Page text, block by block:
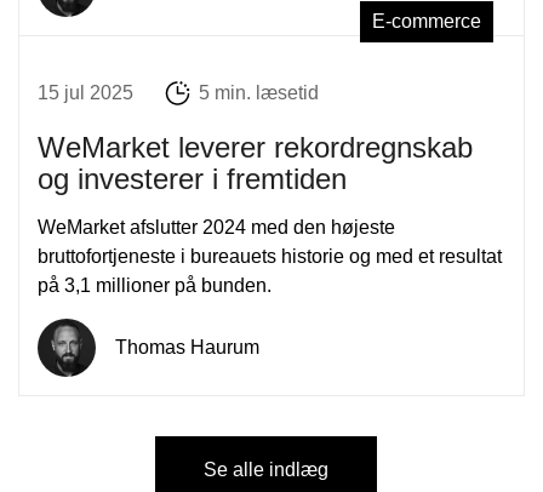
E-commerce
15 jul 2025 5 min. læsetid
WeMarket leverer rekordregnskab
og investerer i fremtiden
WeMarket afslutter 2024 med den højeste
bruttofortjeneste i bureauets historie og med et resultat
på 3,1 millioner på bunden.
Thomas Haurum
Se alle indlæg